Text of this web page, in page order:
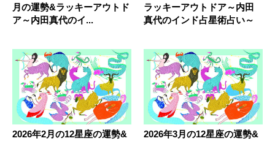
月の運勢&ラッキーアウトド
ア～内田真代のイ...
ラッキーアウトドア～内田
真代のインド占星術占い～
2026年2月の12星座の運勢&
2026年3月の12星座の運勢&